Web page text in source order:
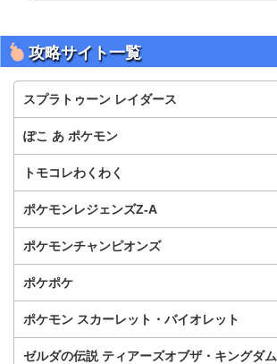
攻略サイト一覧
スプラトゥーン レイダース
ぽこ あ ポケモン
トモコレわくわく
ポケモンレジェンズZ-A
ポケモンチャンピオンズ
ポケポケ
ポケモン スカーレット・バイオレット
ゼルダの伝説 ティアーズオブザ・キングダム